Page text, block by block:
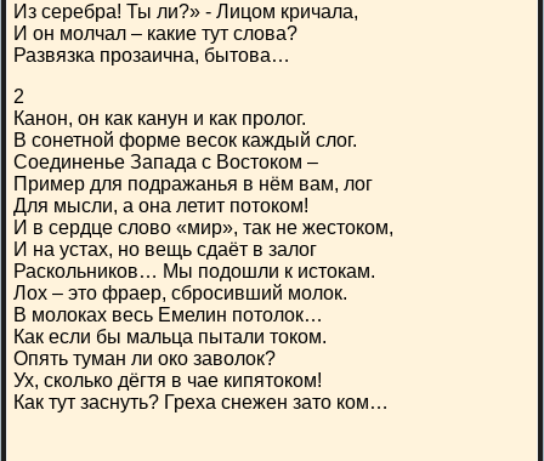
Из серебра! Ты ли?» - Лицом кричала,
И он молчал – какие тут слова?
Развязка прозаична, бытова…
2
Канон, он как канун и как пролог.
В сонетной форме весок каждый слог.
Соединенье Запада с Востоком –
Пример для подражанья в нём вам, лог
Для мысли, а она летит потоком!
И в сердце слово «мир», так не жестоком,
И на устах, но вещь сдаёт в залог
Раскольников… Мы подошли к истокам.
Лох – это фраер, сбросивший молок.
В молоках весь Емелин потолок…
Как если бы мальца пытали током.
Опять туман ли око заволок?
Ух, сколько дёгтя в чае кипятоком!
Как тут заснуть? Греха снежен зато ком…